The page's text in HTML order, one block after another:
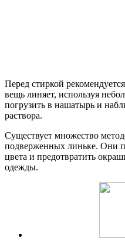
Перед стиркой
вещь линяет, используя
погрузить в нашатырь и
раствора.
Существует множество
подверженных линьке. Они
цвета и предотвратить
одежды.